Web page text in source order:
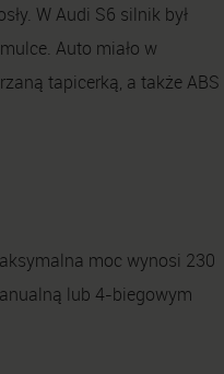
W Audi S6 silnik był
Auto miało w
tapicerką, a także ABS
moc wynosi 230
lub 4-biegowym